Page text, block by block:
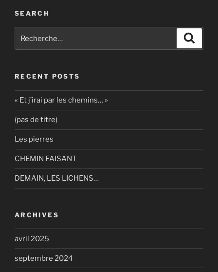
SEARCH
pour
RECENT POSTS
« Et j’irai par les chemins… »
(pas de titre)
Les pierres
CHEMIN FAISANT
DEMAIN, LES LICHENS…
ARCHIVES
avril 2025
septembre 2024